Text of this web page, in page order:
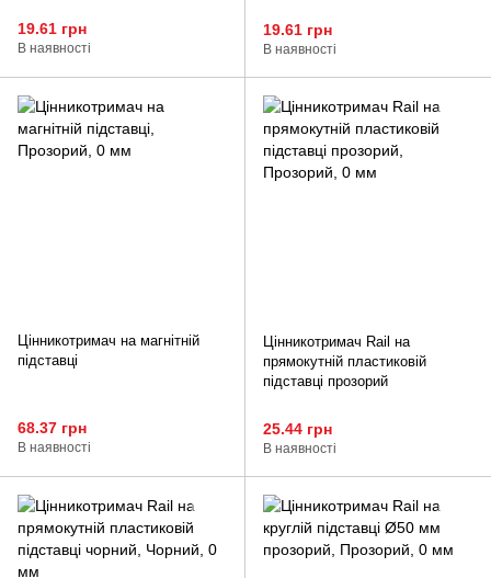
19.61 грн
В наявності
19.61 грн
В наявності
Цінникотримач на магнітній
підставці
68.37 грн
В наявності
Цінникотримач Rail на
прямокутній пластиковій
підставці прозорий
25.44 грн
В наявності